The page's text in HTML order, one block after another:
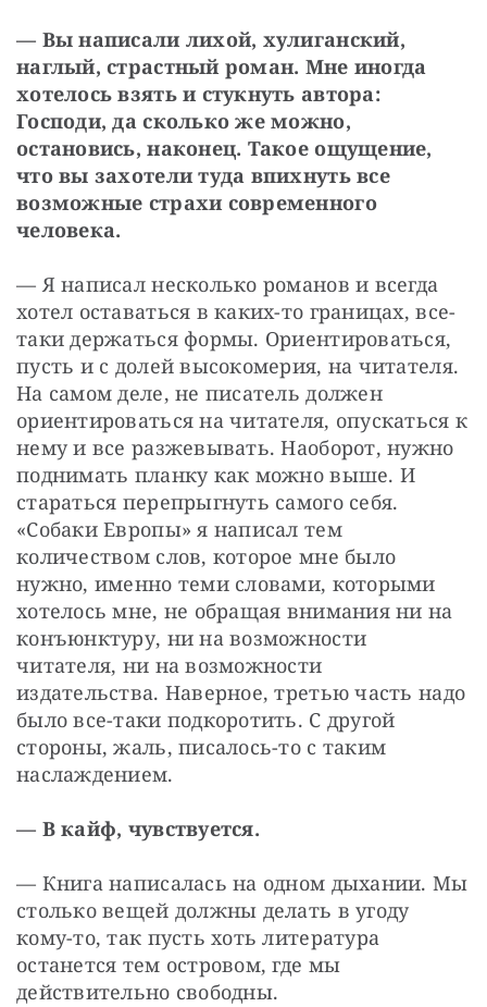
— Вы написали лихой, хулиганский,
наглый, страстный роман. Мне иногда
хотелось взять и стукнуть автора:
Господи, да сколько же можно,
остановись, наконец. Такое ощущение,
что вы захотели туда впихнуть все
возможные страхи современного
человека.
— Я написал несколько романов и всегда
хотел оставаться в каких-то границах, все-
таки держаться формы. Ориентироваться,
пусть и с долей высокомерия, на читателя.
На самом деле, не писатель должен
ориентироваться на читателя, опускаться к
нему и все разжевывать. Наоборот, нужно
поднимать планку как можно выше. И
стараться перепрыгнуть самого себя.
«Собаки Европы» я написал тем
количеством слов, которое мне было
нужно, именно теми словами, которыми
хотелось мне, не обращая внимания ни на
конъюнктуру, ни на возможности
читателя, ни на возможности
издательства. Наверное, третью часть надо
было все-таки подкоротить. С другой
стороны, жаль, писалось-то с таким
наслаждением.
— В кайф, чувствуется.
— Книга написалась на одном дыхании. Мы
столько вещей должны делать в угоду
кому-то, так пусть хоть литература
останется тем островом, где мы
действительно свободны.